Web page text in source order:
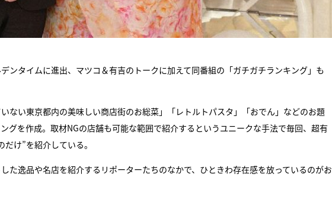
ンタイムに進出、マツコ＆有吉のトークに加えて同番組の「ガチガチランキング」も
ない東京都内の美味しい商店街のお総菜」「レトルトパスタ」「おでん」などのお題
グを作成。取材NGの店舗も可能な範囲で紹介するというユニークな手法で毎回、超有
け”を紹介している。
た逸品や名店を紹介するリポーターたちのなかで、ひときわ存在感を放っているのがお